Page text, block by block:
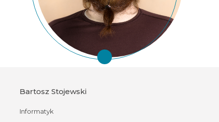
Bartosz Stojewski
Informatyk